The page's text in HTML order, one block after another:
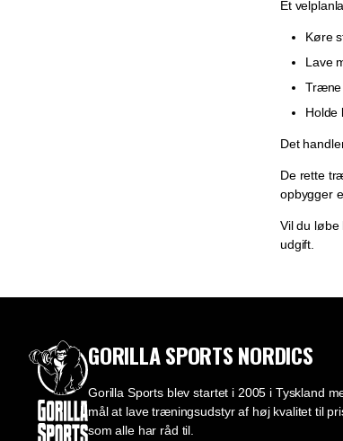
Et
Køre
Lave
Træne
Holde
Det
De rette
opbygger
Vil du
udgift.
GORILLA SPORTS NORDICS
Gorilla Sports blev startet i 2005 i Tyskland
mål at lave træningsudstyr af høj kvalitet til
som alle har råd til.